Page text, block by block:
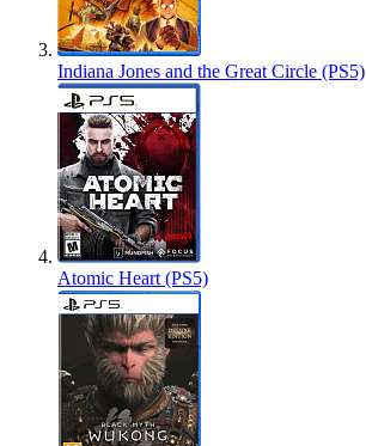
Indiana Jones and the Great Circle (PS5)
Atomic Heart (PS5)